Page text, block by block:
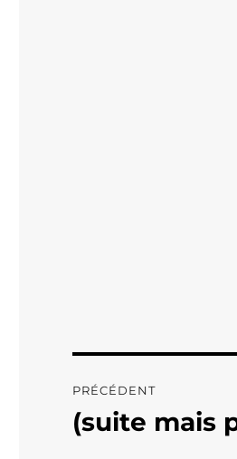
de
PRÉCÉDENT
Publication
(suite mais